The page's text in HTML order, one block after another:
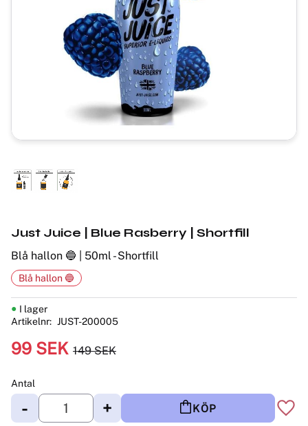
Just Juice | Blue Rasberry | Shortfill
Blå hallon 🔵 | 50ml - Shortfill
Nedsatt pris:
99 SEK Ordinarie pris:
149SEK
Antal
+
- KÖP
I lager
Artikelnr
JUST-200005
Blå hallon 🔵